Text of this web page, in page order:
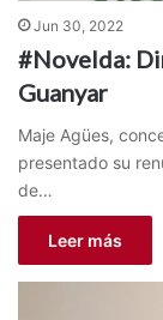
Jun 30, 2022
#Novelda:
Guanyar
Maje Agües,
presentado su
de…
Leer más